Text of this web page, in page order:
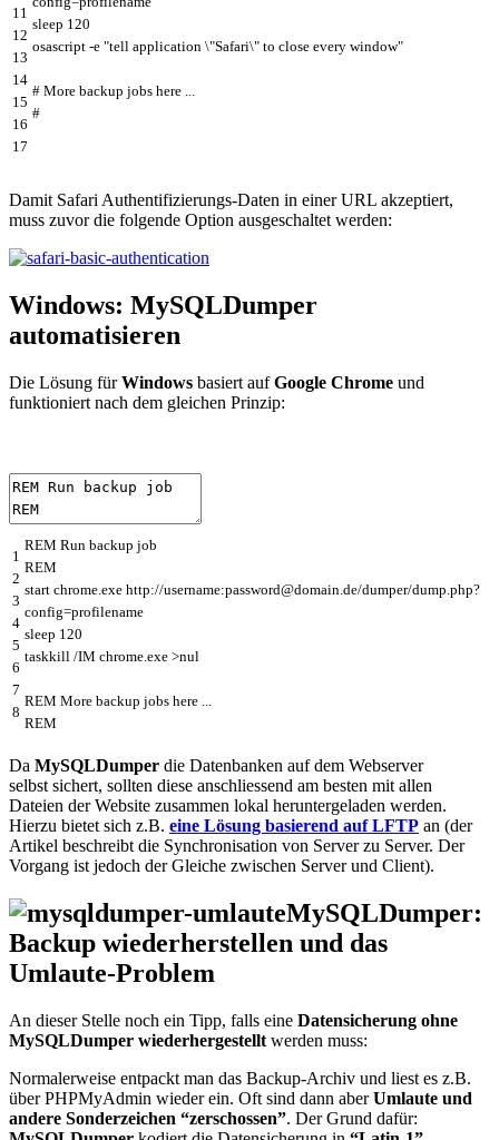
11
12
13
14
15
16
17
sleep 120
osascript -e "tell application \"Safari\" to close every window"
# More backup jobs here ...
#
Damit Safari Authentifizierungs-Daten in einer URL akzeptiert,
muss zuvor die folgende Option ausgeschaltet werden:
Windows: MySQLDumper
automatisieren
Die Lösung fürWindows basiert aufGoogle Chrome und
funktioniert nach dem gleichen Prinzip:
1
2
3
4
5
6
7
8
REM Run backup job
REM
start chrome exe http://username:password@domain.de/dumper/dump.php?
config=profilename
sleep 120
taskkill /IM chrome exe >nul
REM More backup jobs here
REM
Da MySQLDumper die Datenbanken auf dem Webserver
selbst sichert, sollten diese anschliessend am besten mit allen
Dateien der Website zusammen lokal heruntergeladen werden.
Hierzu bietet sich z.B. eine Lösung basierend auf LFTP an (der
Artikel beschreibt die Synchronisation von Server zu Server. Der
Vorgang ist jedoch der Gleiche zwischen Server und Client).
MySQLDumper:
Backup wiederherstellen und das
Umlaute-Problem
An dieser Stelle noch ein Tipp, falls eine Datensicherung ohne
MySQLDumper wiederhergestellt werden muss:
Normalerweise entpackt man das Backup-Archiv und liest es z.B.
über PHPMyAdmin wieder ein. Oft sind dann aberUmlaute und
andere Sonderzeichen “zerschossen”. Der Grund dafür: